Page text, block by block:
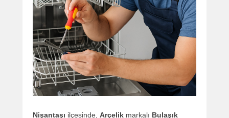
Nişantaşı ilçesinde, Arçelik markalı Bulaşık